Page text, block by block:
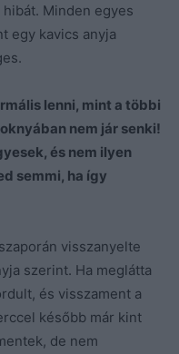
Minden egyes
egy kavics anyja
lenni, mint a többi
nem jár senki!
és nem ilyen
semmi, ha így
visszanyelte
szerint. Ha meglátta
és visszament a
később már kint
de nem